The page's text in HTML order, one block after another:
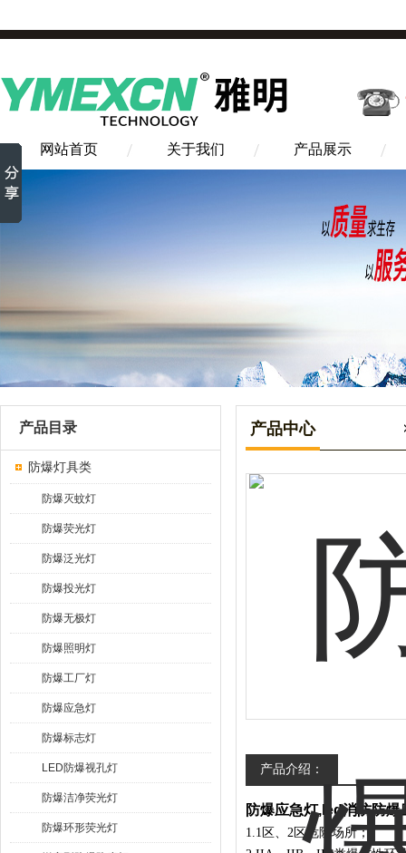
网站首页 关于我们 产品展示
产品目录
防爆灯具类
防爆灭蚊灯
防爆荧光灯
防爆泛光灯
防爆投光灯
防爆无极灯
防爆照明灯
防爆工厂灯
防爆应急灯
防爆标志灯
LED防爆视孔灯
防爆洁净荧光灯
防爆环形荧光灯
产品中心
产品介绍：
防爆应急灯,led消防防
1.1区、2区危险场所；